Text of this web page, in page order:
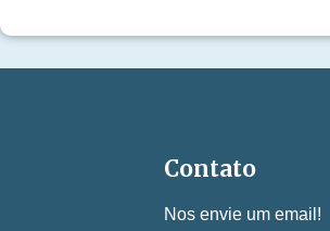
Contato
Nos envie um email!